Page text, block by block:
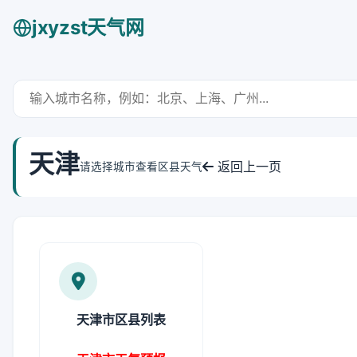
jxyzst天气网
天津请选择城市查看区县天气 返回上一页
天津市区县列表